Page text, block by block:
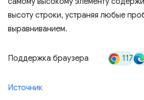
Поддержка браузера 117
Источник